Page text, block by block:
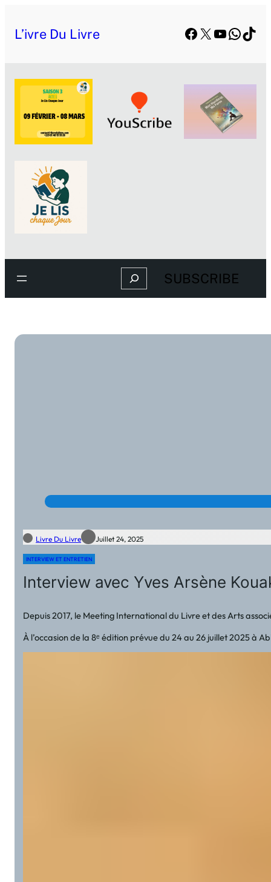
L’ivre Du Livre Facebook
X YouTube
Search SUBSCRIBE
Livre Du Livre Juillet 24, 2025
INTERVIEW ET ENTRETIEN
Interview avec Yves Arsène
Depuis 2017, le Meeting International du Livre et des Arts
À l’occasion de la 8ᵉ édition prévue du 24 au 26 juillet 2025 à